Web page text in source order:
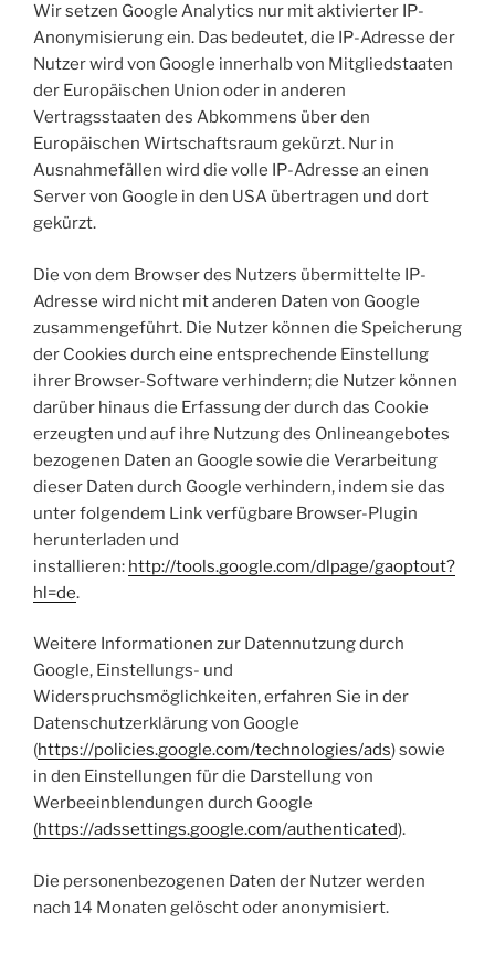
Wir setzen Google Analytics nur mit aktivierter IP-
Anonymisierung ein. Das bedeutet, die IP-Adresse der
Nutzer wird von Google innerhalb von Mitgliedstaaten
der Europäischen Union oder in anderen
Vertragsstaaten des Abkommens über den
Europäischen Wirtschaftsraum gekürzt. Nur in
Ausnahmefällen wird die volle IP-Adresse an einen
Server von Google in den USA übertragen und dort
gekürzt.
Die von dem Browser des Nutzers übermittelte IP-
Adresse wird nicht mit anderen Daten von Google
zusammengeführt. Die Nutzer können die Speicherung
der Cookies durch eine entsprechende Einstellung
ihrer Browser-Software verhindern; die Nutzer können
darüber hinaus die Erfassung der durch das Cookie
erzeugten und auf ihre Nutzung des Onlineangebotes
bezogenen Daten an Google sowie die Verarbeitung
dieser Daten durch Google verhindern, indem sie das
unter folgendem Link verfügbare Browser-Plugin
herunterladen und
installieren: http://tools.google.com/dlpage/gaoptout?
hl=de.
Weitere Informationen zur Datennutzung durch
Google, Einstellungs- und
Widerspruchsmöglichkeiten, erfahren Sie in der
Datenschutzerklärung von Google
(https://policies.google.com/technologies/ads) sowie
in den Einstellungen für die Darstellung von
Werbeeinblendungen durch Google
(https://adssettings.google.com/authenticated).
Die personenbezogenen Daten der Nutzer werden
nach 14 Monaten gelöscht oder anonymisiert.